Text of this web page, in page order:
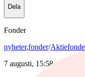
Dela
Fonder
nyheter,fonder/
7 augusti, 15:58